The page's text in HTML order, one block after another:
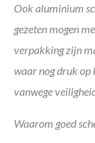
Ook aluminium
gezeten mogen
verpakking zijn
waar nog druk op
vanwege
Waarom goed